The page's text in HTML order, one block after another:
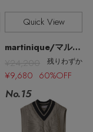
Quick View
martinique/マルティニーク
¥24,200
残りわずか
¥9,680 60%OFF
No.15